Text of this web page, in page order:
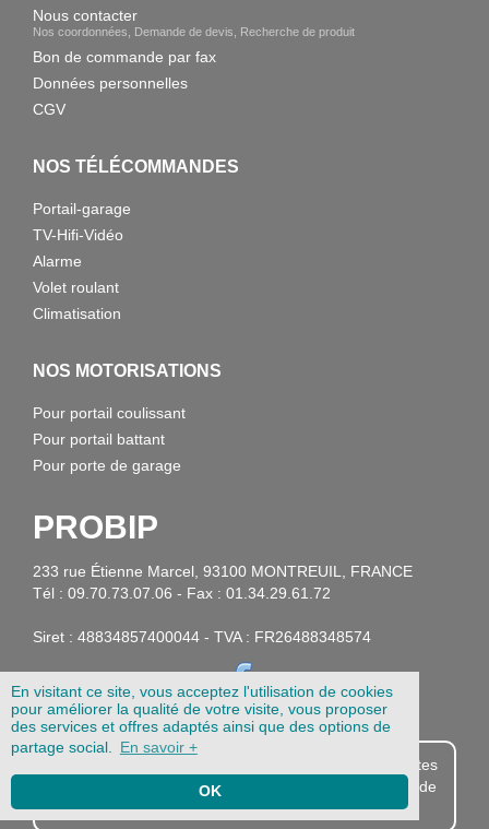
En visitant ce site, vous acceptez l'utilisation de cookies
pour améliorer la qualité de votre visite, vous proposer
des services et offres adaptés ainsi que des options de
partage social.
En savoir +
OK
Nous contacter
Nos coordonnées, Demande de devis, Recherche de produit
Bon de commande par fax
Données personnelles
CGV
NOS TÉLÉCOMMANDES
Portail-garage
TV-Hifi-Vidéo
Alarme
Volet roulant
Climatisation
NOS MOTORISATIONS
Pour portail coulissant
Pour portail battant
Pour porte de garage
PROBIP
233 rue Étienne Marcel, 93100 MONTREUIL, FRANCE
Tél : 09.70.73.07.06 - Fax : 01.34.29.61.72
Siret : 48834857400044 - TVA : FR26488348574
Probip.com est destiné aux professionnels. Si vous êtes
particulier, vous pouvez acheter vos télécommandes de
portail et garage sur1001Télécommandes.com